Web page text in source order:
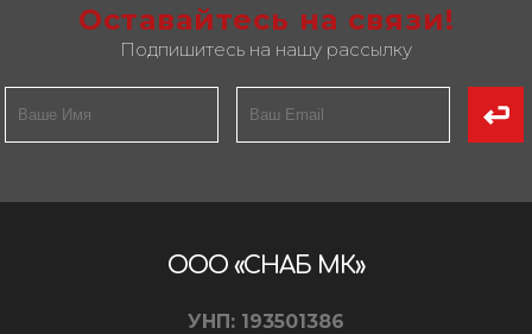
Оставайтесь на связи!
Подпишитесь на нашу рассылку
ООО «СНАБ МК»
УНП: 193501386